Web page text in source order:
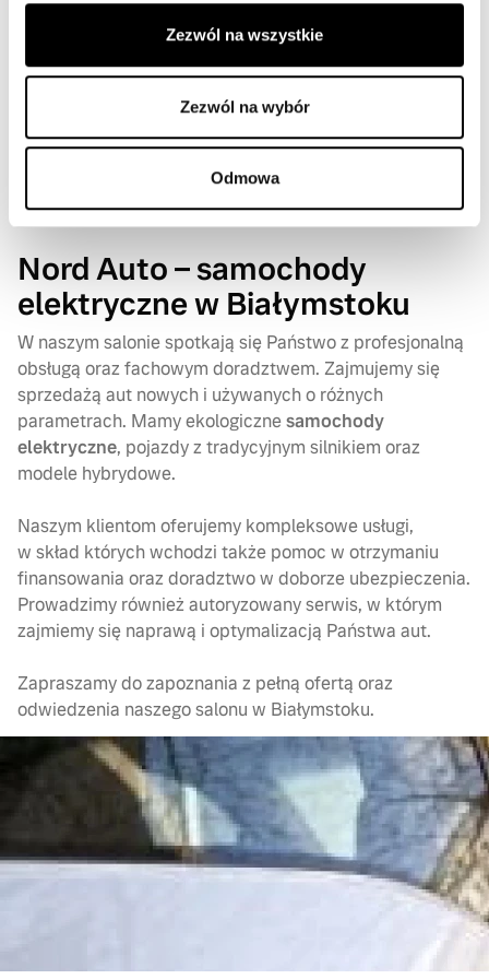
Zezwól na wszystkie
Zezwól na wybór
Odmowa
staną się standardem na drogach. Już teraz istnieją
jedyniesamochody elektryczne. Oprócz tego coraz
więcej stacji paliw zostaje wyposażonych w stacje
ładujące, dlatego auta z napędem elektrycznym
Nord Auto – samochody
elektryczne w Białymstoku
W naszym salonie spotkają się Państwo z profesjonalną
obsługą oraz fachowym doradztwem. Zajmujemy się
sprzedażą aut nowych i używanych o różnych
parametrach. Mamy ekologicznesamochody
elektryczne, pojazdy z tradycyjnym silnikiem oraz
modele hybrydowe.
Naszym klientom oferujemy kompleksowe usługi,
w skład których wchodzi także pomoc w otrzymaniu
finansowania oraz doradztwo w doborze ubezpieczenia.
Prowadzimy również autoryzowany serwis, w którym
zajmiemy się naprawą i optymalizacją Państwa aut.
Zapraszamy do zapoznania z pełną ofertą oraz
odwiedzenia naszego salonu w Białymstoku.